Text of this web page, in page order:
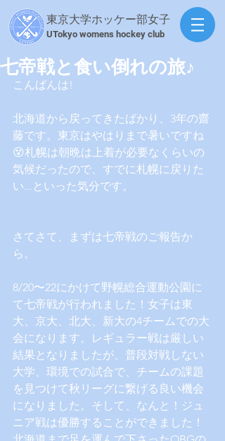
東京大学ホッケー部女子
​UTokyo womens hockey club
七帝戦と食い倒れの旅♪
こんばんは!
北海道から戻ってきたばかり、3年の齋
藤です。東京はやはりまで暑いですね
😵札幌は朝晩は上着が必要なくらいの
気候だったので、すでに札幌に戻りた
い...といった気分です。
さてさて、まずは七帝戦のご報告か
ら。
8/20〜22にかけて野幌総合運動公園に
て七帝戦が行われました！女子は東
大、京大、北大、新大の4チームでの大
会になります。レギュラー戦は厳しい
結果となりましたが、普段対戦しない
大学、環境での試合で、チームの課題
を見つけて秋リーグに繋げる良い機会
になりました。そして、なんと！ジュ
ニア戦は優勝することができました！